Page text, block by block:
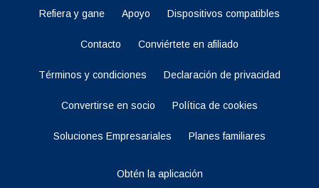
Refiera y gane Apoyo Dispositivos compatibles
Contacto Conviértete en afiliado
Términos y condiciones Declaración de privacidad
Convertirse en socio Política de cookies
Soluciones Empresariales Planes familiares
Obtén la aplicación